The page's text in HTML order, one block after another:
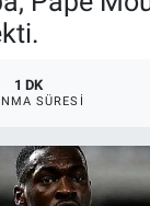
1 DK
SÜRESI